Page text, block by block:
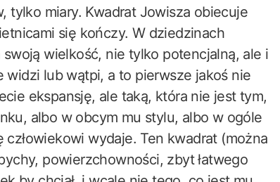
tylko miary. Kwadrat Jowisza obiecuje
się kończy. W dziedzinach
wielkość, nie tylko potencjalną, ale i
lub wątpi, a to pierwsze jakoś nie
ekspansję, ale taką, która nie jest tym,
albo w obcym mu stylu, albo w ogóle
wydaje. Ten kwadrat (można
powierzchowności, zbyt łatwego